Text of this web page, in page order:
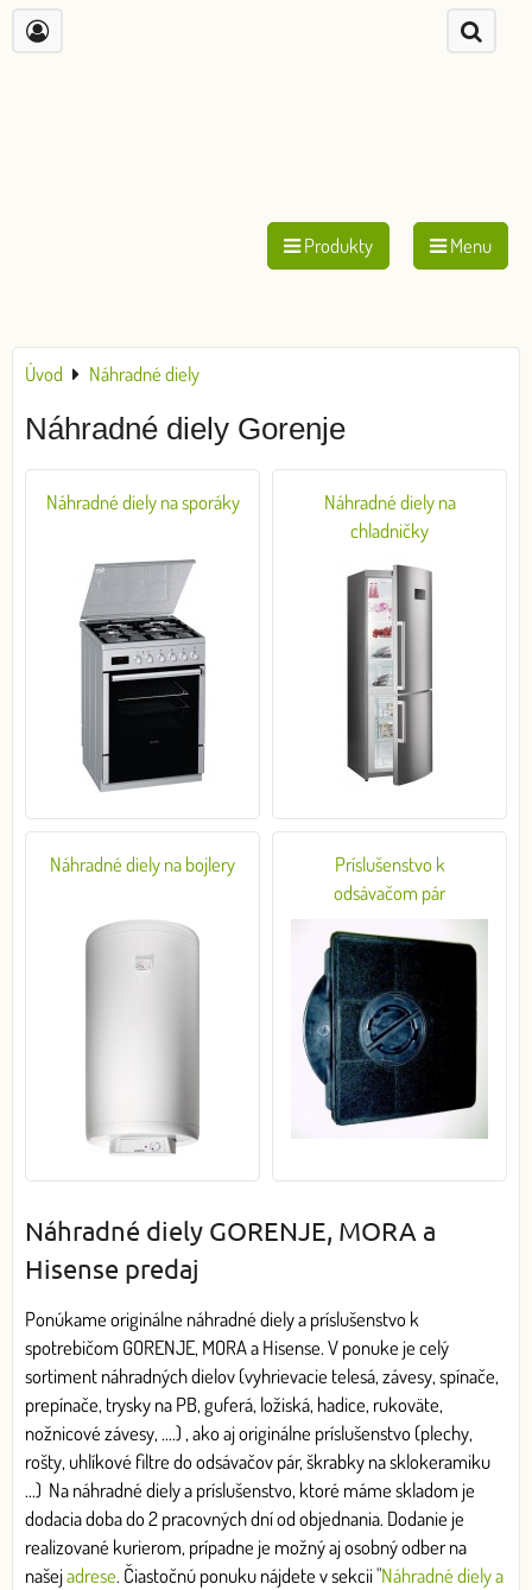
Produkty Menu
Úvod Náhradné diely
Náhradné diely Gorenje
Náhradné diely na sporáky
Náhradné diely na
chladničky
Náhradné diely na bojlery
Príslušenstvo k
odsávačom pár
Náhradné diely GORENJE, MORA a
Hisense predaj
Ponúkameoriginálne náhradné diely a príslušenstvo k
spotrebičom GORENJE, MORA a Hisense. V ponuke je celý
sortiment náhradných dielov (vyhrievacie telesá, závesy, spínače,
prepínače, trysky na PB, guferá, ložiská, hadice, rukoväte,
nožnicové závesy, ....) , ako aj originálne príslušenstvo (plechy,
rošty, uhlíkové filtre do odsávačov pár, škrabky na sklokeramiku
...) Na náhradné diely a príslušenstvo, ktoré máme skladom je
dodacia doba do 2 pracovných dní od objednania. Dodanie je
realizované kurierom, prípadne je možný aj osobný odber na
našejadrese. Čiastočnú ponuku nájdete v sekcii"Náhradné diely a